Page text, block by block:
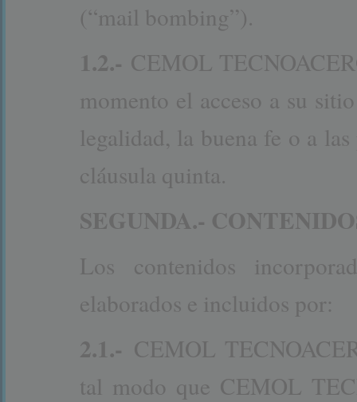
(“mail bombing”).
1.2.- CEMOL
momento el acceso a su
legalidad, la buena fe o a
cláusula quinta.
SEGUNDA.-
Los contenidos
elaborados e incluidos por:
2.1.- CEMOL
tal modo que CEMOL